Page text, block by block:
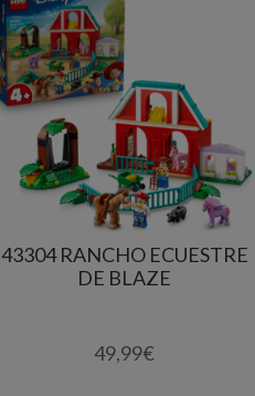
43304 RANCHO ECUESTRE
DE BLAZE
49,99€